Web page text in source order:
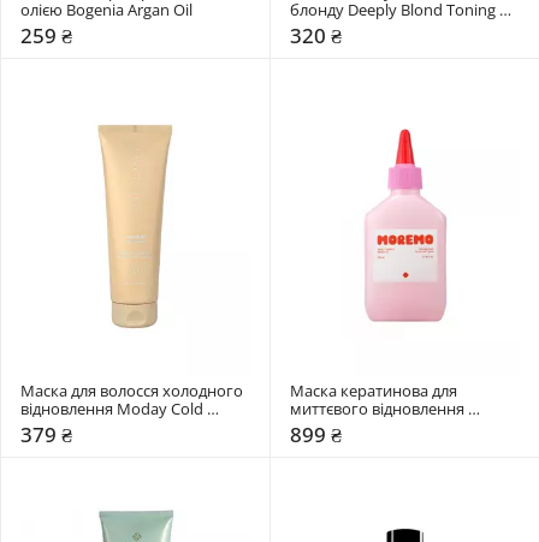
259 ₴
блонду Deeply Blond Toning
Hair Balm
320 ₴
Маска для волосся холодного
відновлення Moday Cold
recovery
379 ₴
Маска кератинова для
миттєвого відновлення
волосся MOREMO Water
Treatment Miracle 10 (RE)
899 ₴